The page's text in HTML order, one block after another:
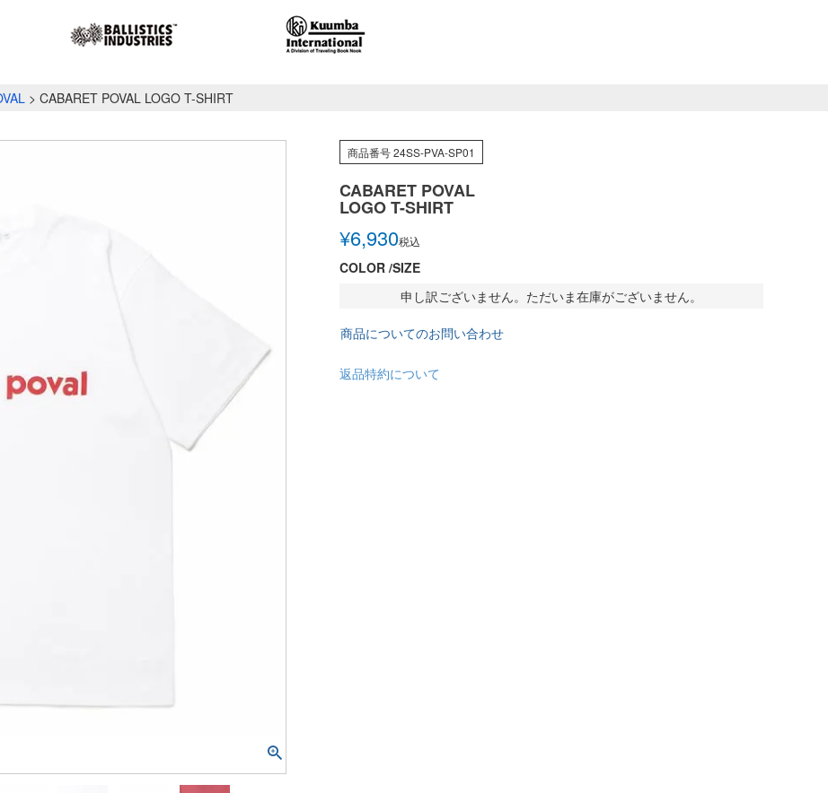
CABARET POVAL LOGO T-SHIRT
商品番号24SS-PVA-SP01
CABARET POVAL
LOGO T-SHIRT
¥6,930税込
COLOR SIZE
申し訳ございません。ただいま在庫がございません。
商品についてのお問い合わせ
返品特約について